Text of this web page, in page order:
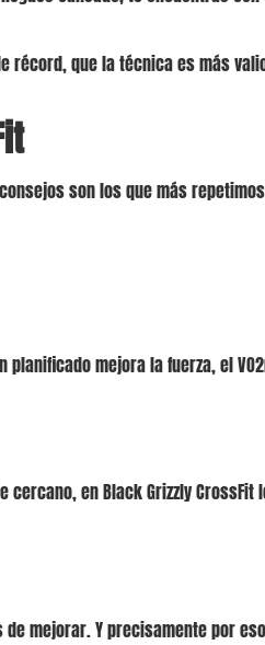
récord, que la técnica es más
son los que más
mejora la fuerza, el
en Black Grizzly CrossFit
mejorar. Y precisamente por